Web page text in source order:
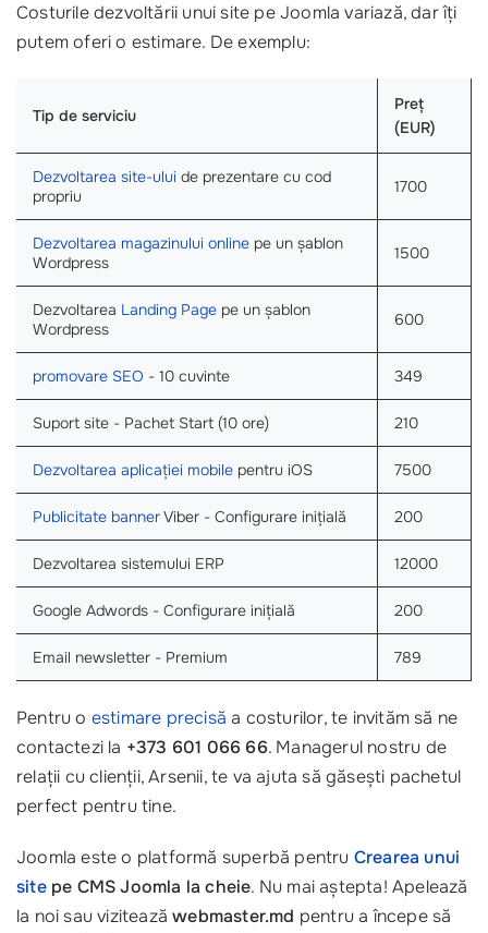
Costurile dezvoltării unui site pe Joomla variază, dar îți
putem oferi o estimare. De exemplu:
Tip de serviciu
Preț
(EUR)
Dezvoltarea site-ului de prezentare cu cod
propriu
1700
Dezvoltarea magazinului online pe un șablon
Wordpress
1500
Dezvoltarea Landing Page pe un șablon
Wordpress
600
promovare SEO - 10 cuvinte 349
Suport site - Pachet Start (10 ore) 210
Dezvoltarea aplicației mobile pentru iOS 7500
Publicitate bannerViber - Configurare inițială 200
Dezvoltarea sistemului ERP 12000
Google Adwords - Configurare inițială 200
Email newsletter - Premium 789
Pentru o estimare precisă a costurilor, te invităm să ne
contactezi la +373 601 066 66. Managerul nostru de
relații cu clienții, Arsenii, te va ajuta să găsești pachetul
perfect pentru tine.
Joomla este o platformă superbă pentru Crearea unui
sitepe CMS Joomla la cheie. Nu mai aștepta! Apelează
la noi sau viziteazăwebmaster.md pentru a începe să